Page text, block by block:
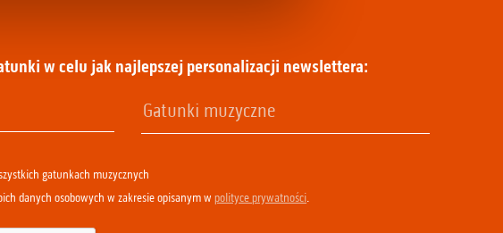
w celu jak najlepszej personalizacji newslettera:
gatunkach muzycznych
danych osobowych w zakresie opisanym wpolityce prywatności.